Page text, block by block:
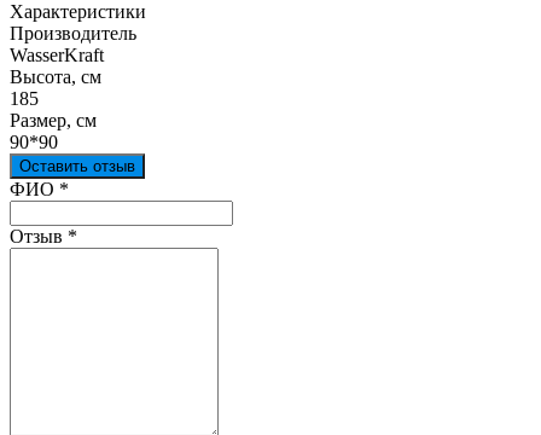
Характеристики
Производитель
WasserKraft
Высота, см
185
Размер, см
90*90
Оставить отзыв
Ваш отзыв был отправлен!
ФИО *
Отзыв *